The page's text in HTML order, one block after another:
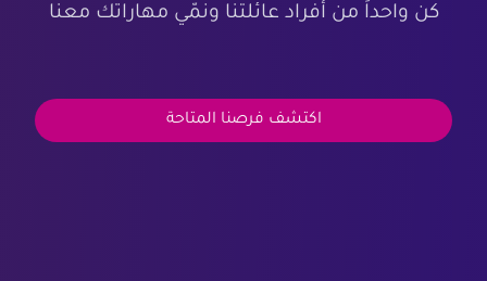
كن واحداً من أفراد عائلتنا ونمّي مهاراتك معنا
اكتشف فرصنا المتاحة